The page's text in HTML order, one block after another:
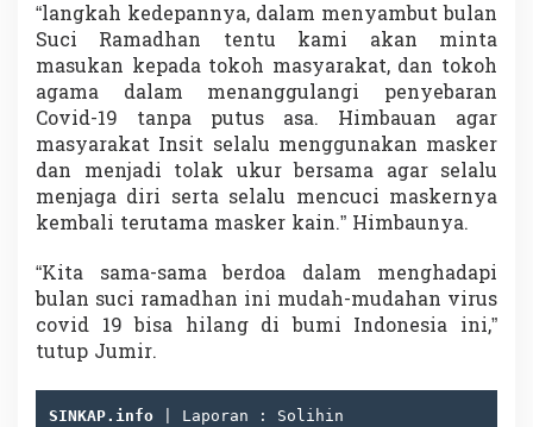
“langkah kedepannya, dalam menyambut bulan
Suci Ramadhan tentu kami akan minta
masukan kepada tokoh masyarakat, dan tokoh
agama dalam menanggulangi penyebaran
Covid-19 tanpa putus asa. Himbauan agar
masyarakat Insit selalu menggunakan masker
dan menjadi tolak ukur bersama agar selalu
menjaga diri serta selalu mencuci maskernya
kembali terutama masker kain.” Himbaunya.
“Kita sama-sama berdoa dalam menghadapi
bulan suci ramadhan ini mudah-mudahan virus
covid 19 bisa hilang di bumi Indonesia ini,”
tutup Jumir.
SINKAP.info | Laporan : Solihin